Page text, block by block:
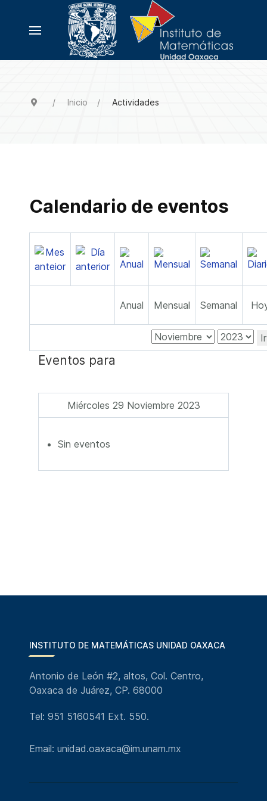
Inicio Actividades
Calendario de eventos
Anual Mensual Semanal
Eventos para
Miércoles 29 Noviembre 2023
Sin eventos
INSTITUTO DE MATEMÁTICAS UNIDAD OAXACA
Antonio de León #2, altos, Col. Centro,
Oaxaca de Juárez, CP. 68000
Tel: 951 5160541 Ext. 550.
Email: unidad.oaxaca@im.unam.mx